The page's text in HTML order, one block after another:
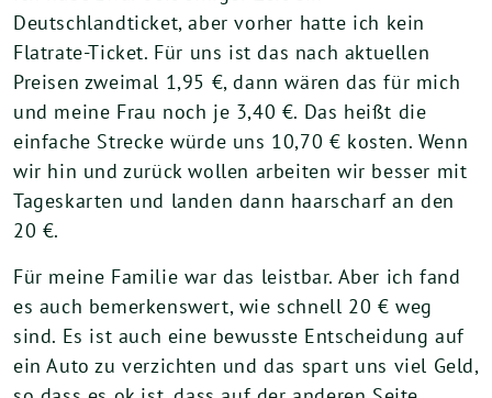
Deutschlandticket, aber vorher hatte ich kein
Flatrate-Ticket. Für uns ist das nach aktuellen
Preisen zweimal 1,95 €, dann wären das für mich
und meine Frau noch je 3,40 €. Das heißt die
einfache Strecke würde uns 10,70 € kosten. Wenn
wir hin und zurück wollen arbeiten wir besser mit
Tageskarten und landen dann haarscharf an den
20 €.
Für meine Familie war das leistbar. Aber ich fand
es auch bemerkenswert, wie schnell 20 € weg
sind. Es ist auch eine bewusste Entscheidung auf
ein Auto zu verzichten und das spart uns viel Geld,